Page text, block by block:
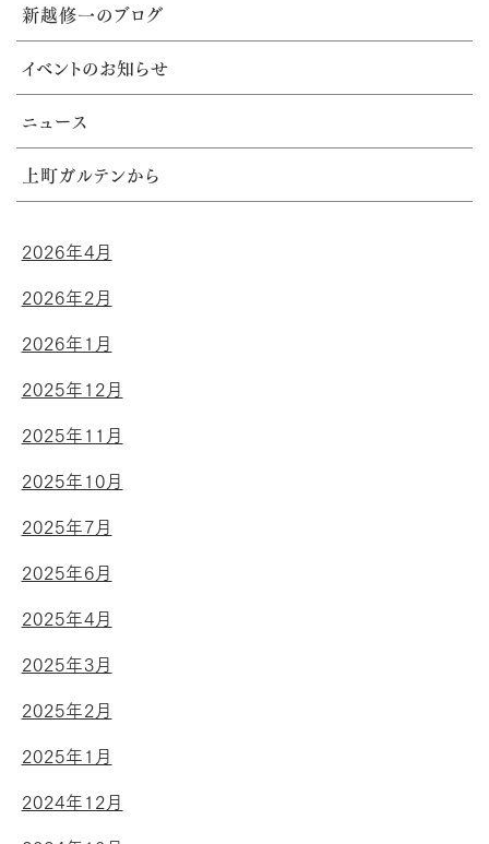
新越修一のブログ
イベントのお知らせ
ニュース
上町ガルテンから
2026年4月
2026年2月
2026年1月
2025年12月
2025年11月
2025年10月
2025年7月
2025年6月
2025年4月
2025年3月
2025年2月
2025年1月
2024年12月